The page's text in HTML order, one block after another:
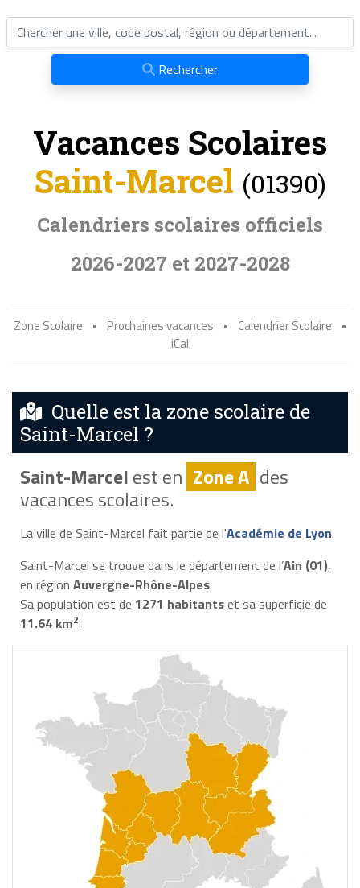
Rechercher
Vacances Scolaires
Saint-Marcel (01390)
Calendriers scolaires officiels
2026-2027 et 2027-2028
Zone Scolaire • Prochaines vacances • Calendrier Scolaire
•
iCal
Quelle est la zone scolaire de
Saint-Marcel ?
Saint-Marcelest en Zone A des
vacances scolaires.
La ville de Saint-Marcel fait partie de l'Académie de Lyon.
Saint-Marcel se trouve dans le département de l’Ain (01),
en région Auvergne-Rhône-Alpes.
Sa population est de 1271 habitantset sa superficie de
11.64 km2.